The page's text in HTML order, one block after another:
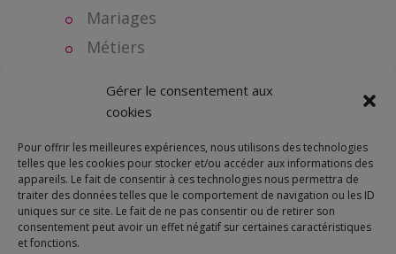
Gérer le consentement aux
cookies
Pour offrir les meilleures expériences, nous utilisons des technologies
telles que les cookies pour stocker et/ou accéder aux informations des
appareils. Le fait de consentir à ces technologies nous permettra de
traiter des données telles que le comportement de navigation ou les ID
uniques sur ce site. Le fait de ne pas consentir ou de retirer son
consentement peut avoir un effet négatif sur certaines caractéristiques
et fonctions.
Mariages
Métiers
Objets personnalisés
Séries
Super témoin